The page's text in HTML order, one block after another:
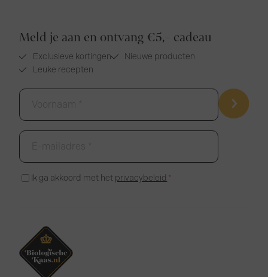
Meld je aan en ontvang €5,- cadeau
Exclusieve kortingen
Nieuwe producten
Leuke recepten
Voornaam
E-
mailadres
*
Instemming
Ik ga akkoord met het privacybeleid *